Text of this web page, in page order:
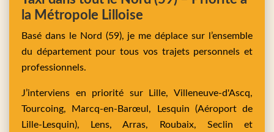
la Métropole Lilloise
Basé dans le Nord (59), je me déplace sur l’ensemble
du département pour tous vos trajets personnels et
professionnels.
J’interviens en priorité surLille,Villeneuve-d'Ascq,
Tourcoing,
Marcq-en-Barœul, Lesquin (Aéroport de
Lille-Lesquin), Lens,Arras, Roubaix, Seclin et